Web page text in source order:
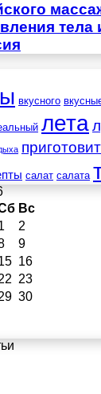
тела
вкусного
лета
салат салата
Вс
2
9
16
23
30